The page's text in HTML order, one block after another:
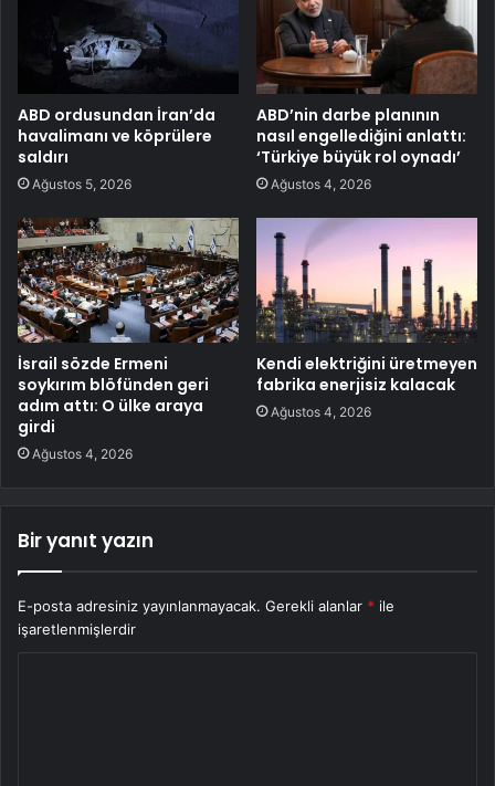
ABD ordusundan İran’da
havalimanı ve köprülere
saldırı
Ağustos 5, 2026
ABD’nin darbe planının
nasıl engellediğini anlattı:
‘Türkiye büyük rol oynadı’
Ağustos 4, 2026
İsrail sözde Ermeni
soykırım blöfünden geri
adım attı: O ülke araya
girdi
Ağustos 4, 2026
Kendi elektriğini üretmeyen
fabrika enerjisiz kalacak
Ağustos 4, 2026
Bir yanıt yazın
E-posta adresiniz yayınlanmayacak. Gerekli alanlar * ile
işaretlenmişlerdir